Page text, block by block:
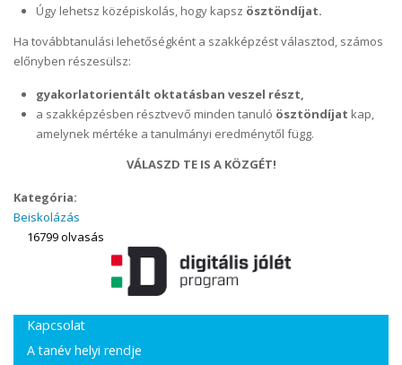
Úgy lehetsz középiskolás, hogy kapsz ösztöndíjat.
Ha továbbtanulási lehetőségként a szakképzést választod, számos
előnyben részesülsz:
gyakorlatorientált oktatásban veszel részt,
a szakképzésben résztvevő minden tanuló ösztöndíjat kap,
amelynek mértéke a tanulmányi eredménytől függ.
VÁLASZD TE IS A KÖZGÉT!
Kategória:
Beiskolázás
16799 olvasás
Kapcsolat
A tanév helyi rendje